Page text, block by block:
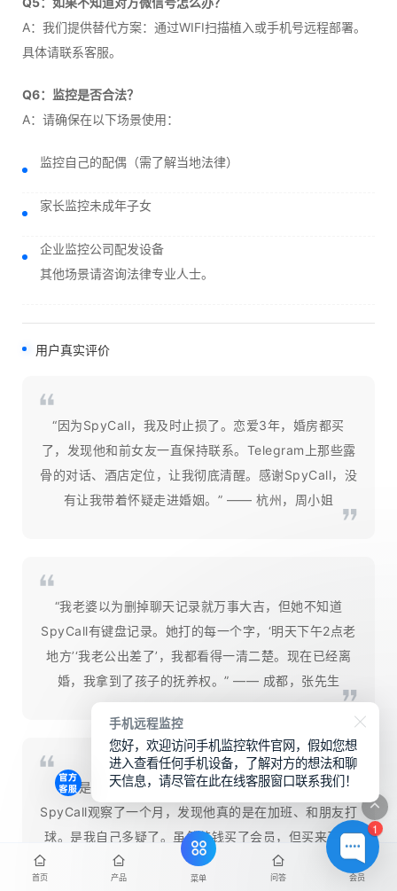
A：我们提供替代方案：通过WIFI扫描植入或手机号远程部署。
具体请联系客服。
Q6：监控是否合法？
A：请确保在以下场景使用：
监控自己的配偶（需了解当地法律）
家长监控未成年子女
企业监控公司配发设备
其他场景请咨询法律专业人士。
用户真实评价
“因为SpyCall，我及时止损了。恋爱3年，婚房都买
了，发现他和前女友一直保持联系。Telegram上那些露
骨的对话、酒店定位，让我彻底清醒。感谢SpyCall，没
有让我带着怀疑走进婚姻。” —— 杭州，周小姐
“我老婆以为删掉聊天记录就万事大吉，但她不知道
SpyCall有键盘记录。她打的每一个字，‘明天下午2点老
地方’‘我老公出差了’，我都看得一清二楚。现在已经离
婚，我拿到了孩子的抚养权。” —— 成都，张先生
“不是每个怀疑都是真的。我怀疑老公出轨，用了
SpyCall观察了一个月，发现他真的是在加班、和朋友打
球。是我自己多疑了。虽然花钱买了会员，但买来了安
心，值了。” —— 南京，李女士
首页 产品 菜单 问答 会员
1
手机远程监控
您好，欢迎访问手机监控软件官网，假如您想
进入查看任何手机设备，了解对方的想法和聊
天信息，请尽管在此在线客服窗口联系我们！